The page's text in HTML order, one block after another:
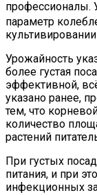
профессионалы.
параметр
Урожайность
более густая
эффективной,
указано ранее,
тем, что
количество
растений
При густых
питания, и при
инфекционных